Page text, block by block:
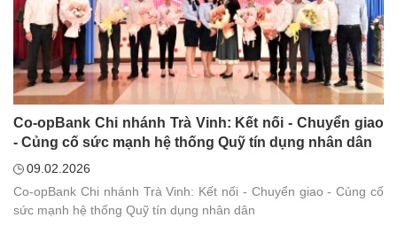
Co-opBank Chi nhánh Trà Vinh: Kết nối - Chuyển giao
- Củng cố sức mạnh hệ thống Quỹ tín dụng nhân dân
09.02.2026
Co-opBank Chi nhánh Trà Vinh: Kết nối - Chuyển giao - Củng cố
sức mạnh hệ thống Quỹ tín dụng nhân dân